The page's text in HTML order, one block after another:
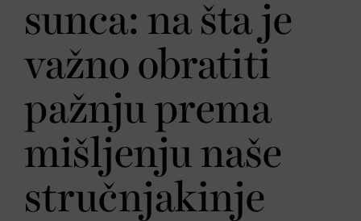
sunca: na šta je
važno obratiti
pažnju prema
mišljenju naše
stručnjakinje